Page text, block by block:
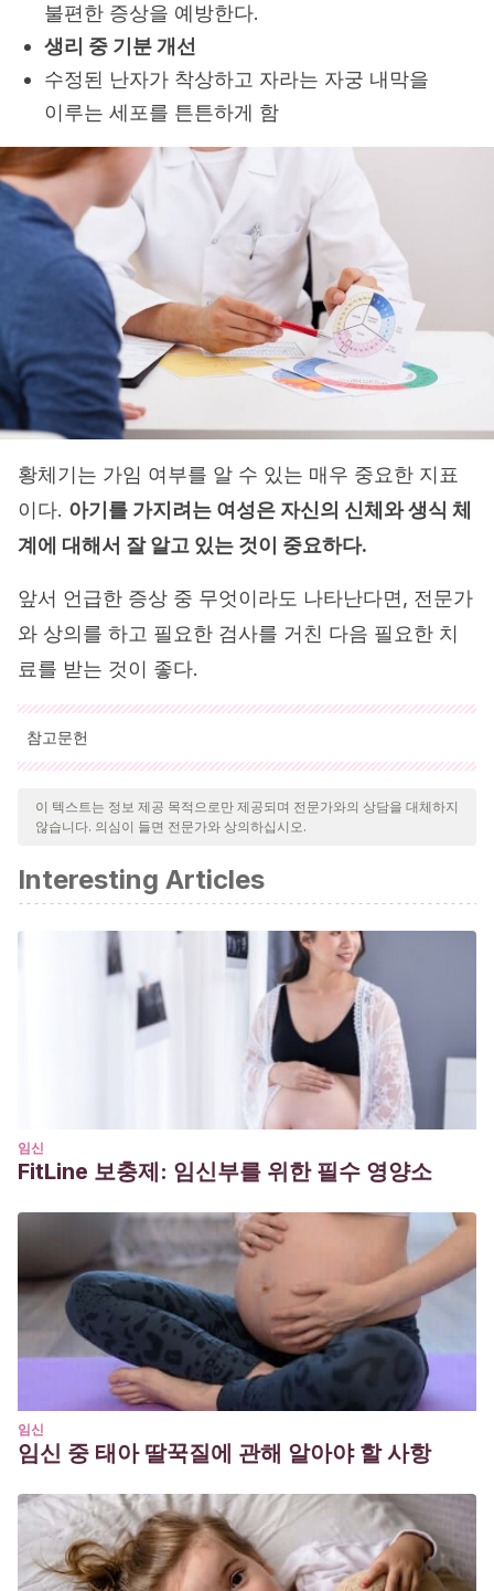
불편한 증상을 예방한다.
생리 중 기분 개선
수정된 난자가 착상하고 자라는 자궁 내막을
이루는 세포를 튼튼하게 함
황체기는 가임 여부를 알 수 있는 매우 중요한 지표
이다. 아기를 가지려는 여성은 자신의 신체와 생식 체
계에 대해서 잘 알고 있는 것이 중요하다.
앞서 언급한 증상 중 무엇이라도 나타난다면, 전문가
와 상의를 하고 필요한 검사를 거친 다음 필요한 치
료를 받는 것이 좋다.
참고문헌
인용된 모든 출처는 우리 팀에 의해 집요하게 검토되어 질의의 질,
신뢰성, 시대에 맞음 및 타당성을 보장하기 위해 처리되었습니다.
이 문서의 참고 문헌은 신뢰성이 있으며 학문적 또는 과학적으로 정
Cedrin-Durnerin I, et al.
of short follicular phases in infertile women?
1016/j.fertnstert.2005.07.407
Cortéz, L. J., Prieto, A. R., & Olcese, J. V. (1993).
Insuficiencia de la fase lútea en infertilidad. Revista
Peruana de Ginecología y Obstetricia
(14), 12-15.
http://www.spog.org.pe/web/revista/index.php/RPGO/article/
이 텍스트는 정보 제공 목적으로만 제공되며 전문가와의 상담을 대체하지
않습니다. 의심이 들면 전문가와 상의하십시오.
Interesting Articles
임신
FitLine 보충제: 임신부를 위한 필수 영양소
임신
임신 중 태아 딸꾹질에 관해 알아야 할 사항